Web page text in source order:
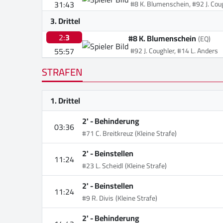
31:43
#8 K. Blumenschein, #92 J.
3. Drittel
2:3
55:57
#8 K. Blumenschein(EQ)
#92 J. Coughler, #14 L. Anders
STRAFEN
1. Drittel
03:36 2' -Behinderung
#71 C. Breitkreuz(Kleine Strafe)
11:24 2' -Beinstellen
#23 L. Scheidl(Kleine Strafe)
11:24 2' -Beinstellen
#9 R. Divis(Kleine Strafe)
2' -Behinderung